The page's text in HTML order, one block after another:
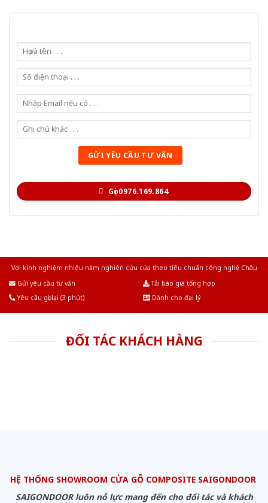
Gọi 0976.169.864
Với kinh nghiệm nhiêu năm nghiên cứu cửa theo tiêu chuẩn công nghệ Châu
Gửi yêu cầu tư vấn
Tải báo giá tổng hợp
Yêu cầu gọi lại (3 phút)
Dành cho đại lý
ĐỐI TÁC KHÁCH HÀNG
HỆ THỐNG SHOWROOM CỬA GỖ COMPOSITE SAIGONDOOR
SAIGONDOOR luôn nỗ lực mang đến cho đối tác và khách